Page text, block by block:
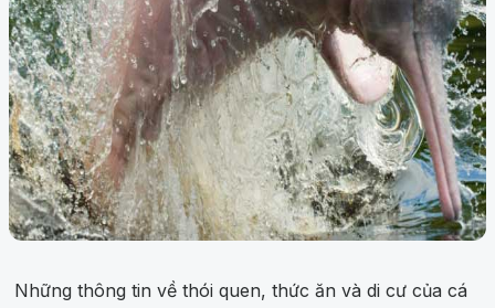
Những thông tin về thói quen, thức ăn và di cư của cá